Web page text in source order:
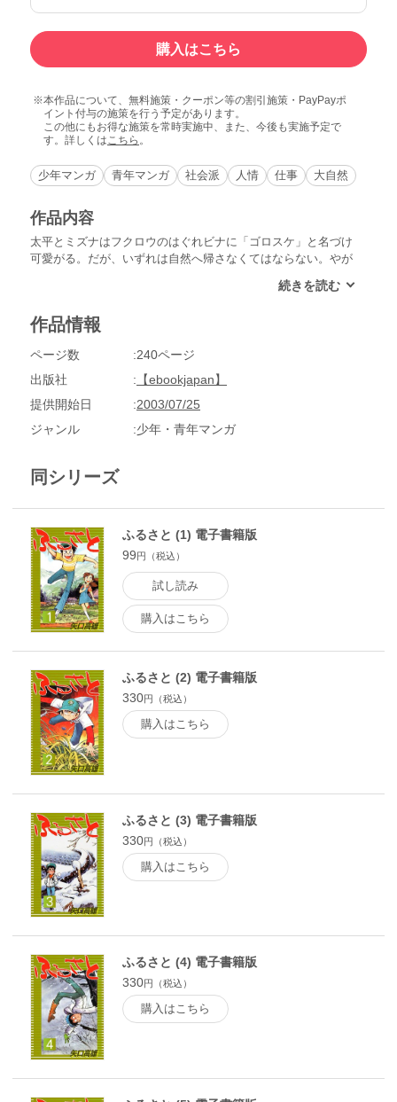
購入はこちら
本作品について、無料施策・クーポン等の割引施策・PayPayポ
イント付与の施策を行う予定があります。
この他にもお得な施策を常時実施中、また、今後も実施予定で
す。詳しくはこちら 。
少年マンガ 青年マンガ 社会派 人情 仕事 大自然
作品内容
太平とミズナはフクロウのはぐれビナに「ゴロスケ」と名づけ
可愛がる。だが、いずれは自然へ帰さなくてはならない。やが
作品情報
ページ数
240ページ
出版社
【ebookjapan】
提供開始日
2003/07/25
ジャンル
少年・青年マンガ
同シリーズ
ふるさと (1) 電子書籍版
99円（税込）
試し読み
購入はこちら
ふるさと (2) 電子書籍版
330円（税込）
購入はこちら
ふるさと (3) 電子書籍版
330円（税込）
購入はこちら
ふるさと (4) 電子書籍版
330円（税込）
購入はこちら